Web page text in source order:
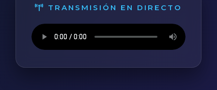
TRANSMISIÓN EN DIRECTO